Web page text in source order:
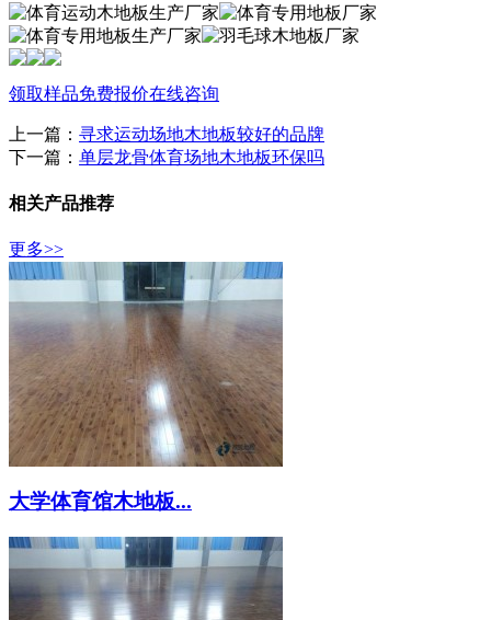
领取样品免费报价在线咨询
上一篇： 寻求运动场地木地板较好的品牌
下一篇： 单层龙骨体育场地木地板环保吗
相关产品推荐
更多>>
大学体育馆木地板...